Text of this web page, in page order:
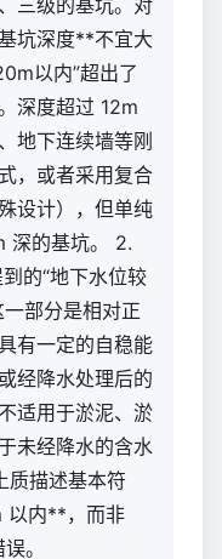
三级的基坑。对
坑深度**不宜大
以内”超出了
深度超过 12m
地下连续墙等刚
，或者采用复合
设计），但单纯
深的基坑。 2.
的“地下水位较
部分是相对正
有一定的自稳能
经降水处理后的
适用于淤泥、淤
未经降水的含水
描述基本符
以内**，而非
。